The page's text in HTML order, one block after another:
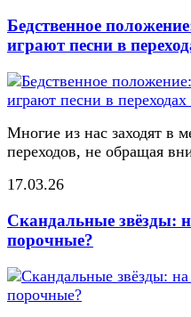
Бедственное
играют песни в
Многие из нас заходят в
переходов, не обращая
17.03.26
Скандальные звёзды:
порочные?